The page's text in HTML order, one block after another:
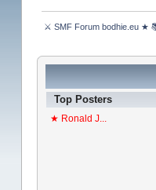
⚔ SMF Forum bodhie.eu ★
Top Posters
★ Ronald J...